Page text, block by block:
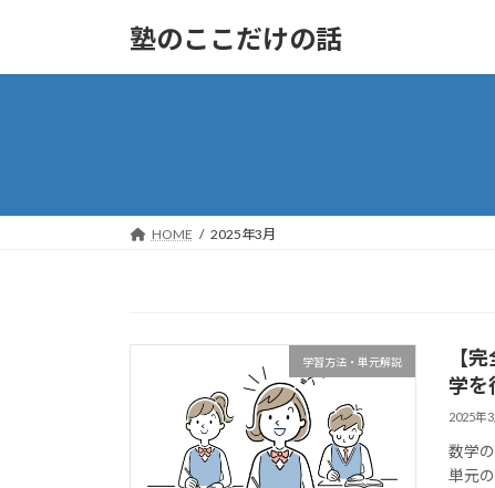
塾のここだけの話
HOME 2025年3月
学習方法・単元解説
【
学を
2025年
数学
単元